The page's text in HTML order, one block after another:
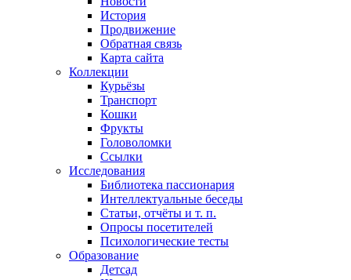
История
Продвижение
Обратная связь
Карта сайта
Коллекции
Курьёзы
Транспорт
Кошки
Фрукты
Головоломки
Ссылки
Исследования
Библиотека пассионария
Интеллектуальные беседы
Статьи, отчёты и т. п.
Опросы посетителей
Психологические тесты
Образование
Детсад